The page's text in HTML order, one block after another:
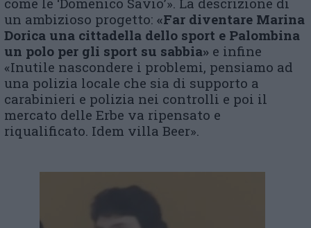
un ambizioso progetto: «Far diventare Marina
Dorica una cittadella dello sport e Palombina
un polo per gli sport su sabbia» e infine
«Inutile nascondere i problemi, pensiamo ad
una polizia locale che sia di supporto a
carabinieri e polizia nei controlli e poi il
mercato delle Erbe va ripensato e
riqualificato. Idem villa Beer».